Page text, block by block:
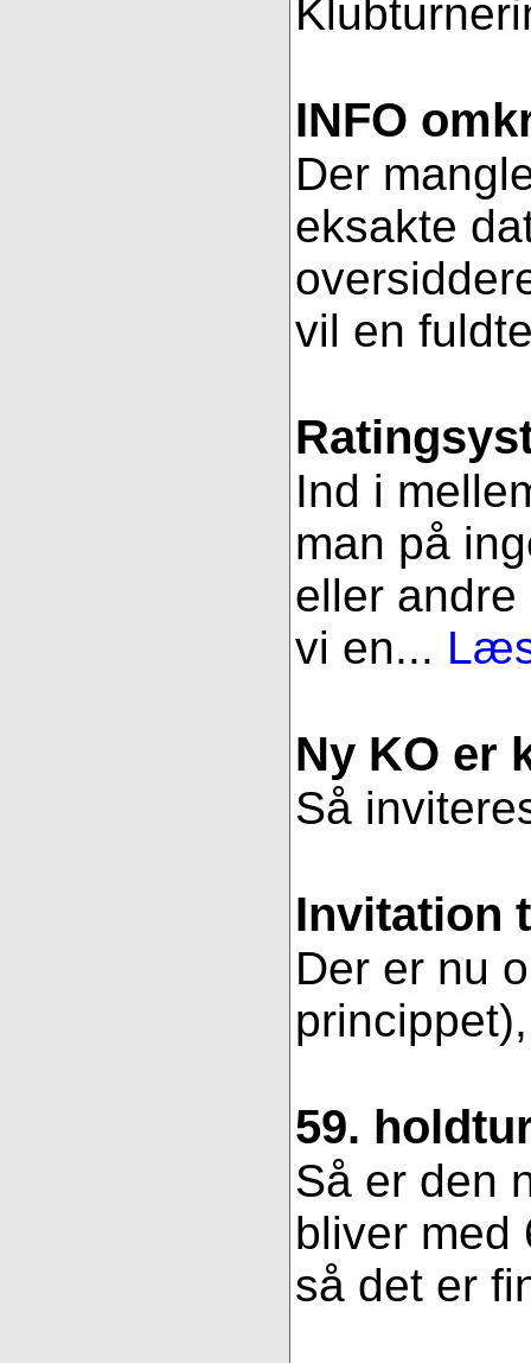
INFO
Der
eksakte
vil en
Ind i
man på
eller
vi en...
Ny KO er
Så
Invitation
Der er nu
59.
Så er den
bliver med
så det er